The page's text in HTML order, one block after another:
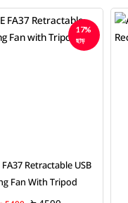
10%
ছাড়
Mini Portable Usb
Desk Fan